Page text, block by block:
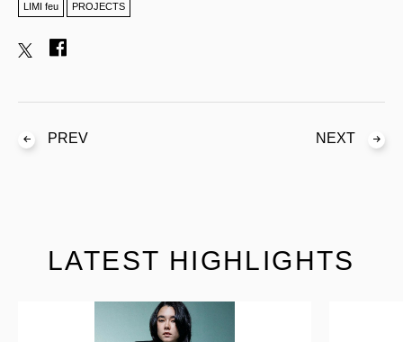
LIMI feu PROJECTS
PREV NEXT
LATEST HIGHLIGHTS